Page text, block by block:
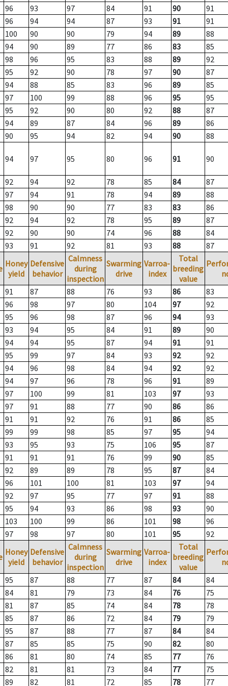
96 93 97 84 91 90
91
96
94 94 87 93 91
91
100
90 90 79 94 89
88
94
90 89 77 86 83
85
98
96 95 83 88 89
92
95
92 90 78 97 90
87
94
88 85 83 96 89
85
97
100 99 88 96 95
95
95
92 90 80 92 88
87
94
89 87 84 96 89
86
90
95 94 82 94 90 88
94 97 95 80 96 91 90
92 94 92 78 85 84
87
97
94 91 78 94 89
88
98
90 90 77 83 83
86
92
94 92 78 95 89
87
92
90 90 74 96 88
84
93
91 92 81 93 88 87
Honey
yield
Defensive
behavior
Calmness
during
inspection
Swarming
drive
Varroa-
index
Total
breeding
value
91
87 88 76 93 86
83
96
98 97 80 104 97
92
95
96 98 87 96 94
93
93
94 95 84 91 89
90
94
94 95 87 94 91
91
95
99 97 84 93 92
92
94
96 98 84 94 92
92
94
97 96 78 96 91
89
97
100 99 81 103 97
93
97
91 88 77 90 86
86
91
91 92 76 91 86
85
99
99 98 85 97 95
94
93
95 93 75 106 95
87
91
91 91 76 99 90
85
92
89 89 78 95 87
84
96
101 100 81 103 97
94
92
97 95 77 97 91
88
95
94 93 86 98 93
90
103
100 99 86 101 98
96
97
98 97 80 101 95 92
Honey
yield
Defensive
behavior
Calmness
during
inspection
Swarming
drive
Varroa-
index
Total
breeding
value
95
87 88 77 87 84
84
84
81 79 73 84 76
75
81
87 85 74 84 78
78
85
87 86 72 84 79
79
95
87 88 77 87 84
84
87
85 85 75 90 82
80
86
81 80 74 85 77
76
82
81 81 73 84 77
75
89
82 81 72 85 78 77